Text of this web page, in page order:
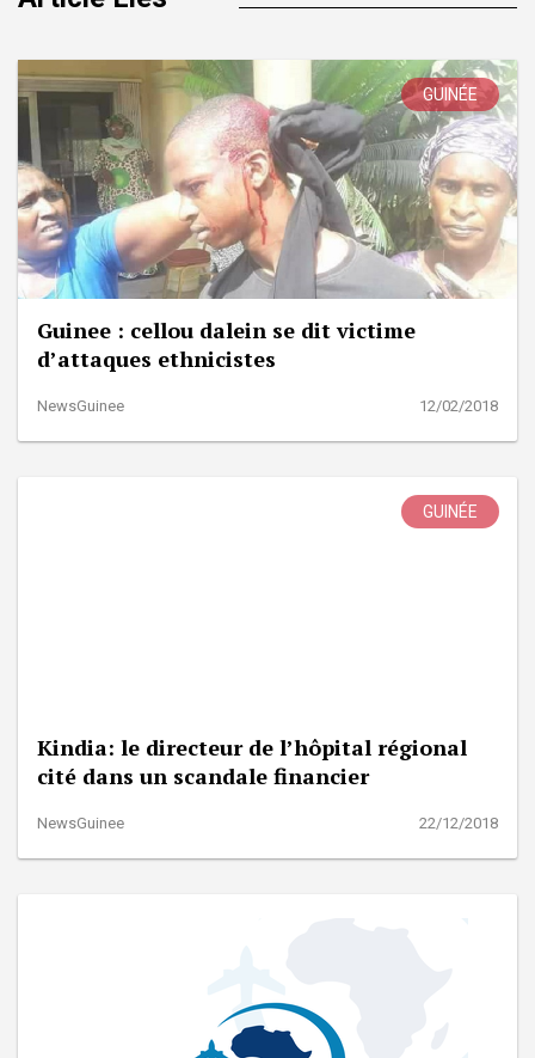
GUINÉE
Guinee : cellou dalein se dit victime
d’attaques ethnicistes
NewsGuinee 12/02/2018
GUINÉE
Kindia: le directeur de l’hôpital régional
cité dans un scandale financier
NewsGuinee 22/12/2018